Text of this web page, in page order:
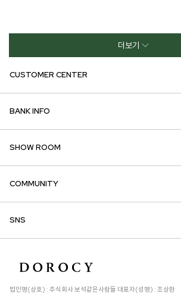
더보기
CUSTOMER CENTER
BANK INFO
SHOW ROOM
COMMUNITY
SNS
법인명(상호) : 주식회사 보석같은사람들 대표자(성명) : 조상환